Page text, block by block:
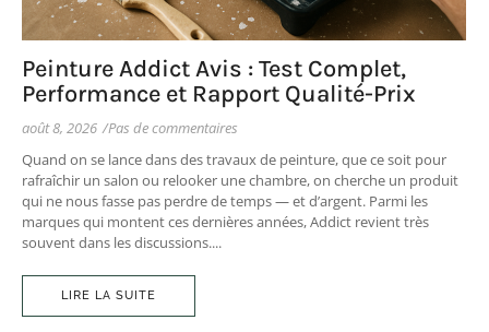
Peinture Addict Avis : Test Complet,
Performance et Rapport Qualité-Prix
août 8, 2026 /Pas de commentaires
Quand on se lance dans des travaux de peinture, que ce soit pour
rafraîchir un salon ou relooker une chambre, on cherche un produit
qui ne nous fasse pas perdre de temps — et d’argent. Parmi les
marques qui montent ces dernières années, Addict revient très
souvent dans les discussions....
LIRE LA SUITE